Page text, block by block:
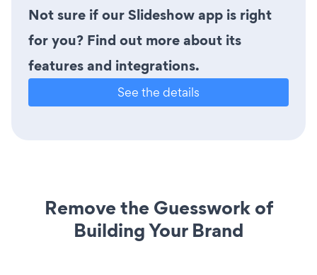
Not sure if our Slideshow app is right
for you? Find out more about its
features and integrations.
See the details
Remove the Guesswork of
Building Your Brand